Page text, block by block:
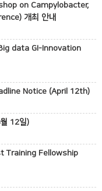
on Campylobacter,
개최 안내
data GI-Innovation
Notice (April 12th)
12일)
Training Fellowship